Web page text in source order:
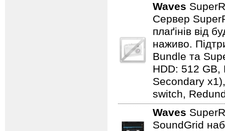
Waves
Сервер
плаґінів від
наживо.
Bundle та
HDD: 512
Secondary
switch,
Waves
SoundGrid